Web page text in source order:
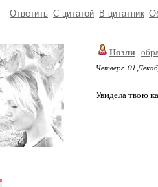
Ответить С цитатой В цитатник
Ноэли
Четверг, 01
Увидела твою